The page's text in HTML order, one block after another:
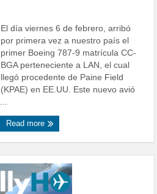
El día viernes 6 de febrero, arribó
por primera vez a nuestro país el
primer Boeing 787-9 matrícula CC-
BGA perteneciente a LAN, el cual
llegó procedente de Paine Field
(KPAE) en EE.UU. Este nuevo avió
...
Read more